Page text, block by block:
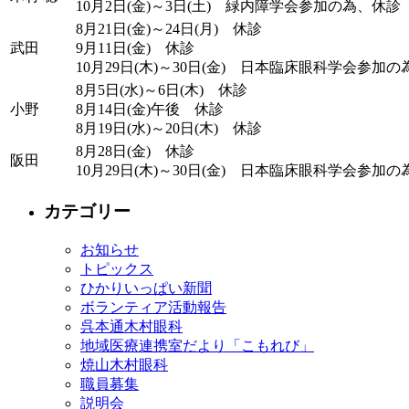
10月2日(金)～3日(土) 緑内障学会参加の為、休診
武田
8月21日(金)～24日(月) 休診
9月11日(金) 休診
10月29日(木)～30日(金) 日本臨床眼科学会参加の
小野
8月5日(水)～6日(木) 休診
8月14日(金)午後 休診
8月19日(水)～20日(木) 休診
阪田
8月28日(金) 休診
10月29日(木)～30日(金) 日本臨床眼科学会参加の
カテゴリー
お知らせ
トピックス
ひかりいっぱい新聞
ボランティア活動報告
呉本通木村眼科
地域医療連携室だより「こもれび」
焼山木村眼科
職員募集
説明会